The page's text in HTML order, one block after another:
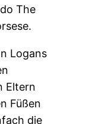
The
Logans
Eltern
Füßen
die